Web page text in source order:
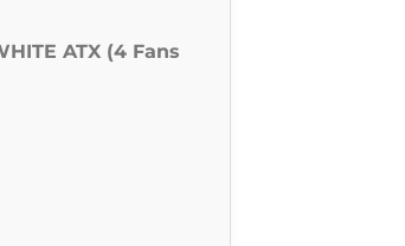
ATX (4 Fans